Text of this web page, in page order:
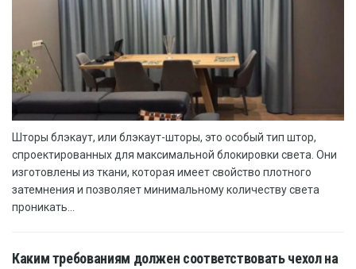
Шторы блэкаут, или блэкаут-шторы, это особый тип штор,
спроектированных для максимальной блокировки света. Они
изготовлены из ткани, которая имеет свойство плотного
затемнения и позволяет минимальному количеству света
проникать...
Каким требованиям должен соответствовать чехол на